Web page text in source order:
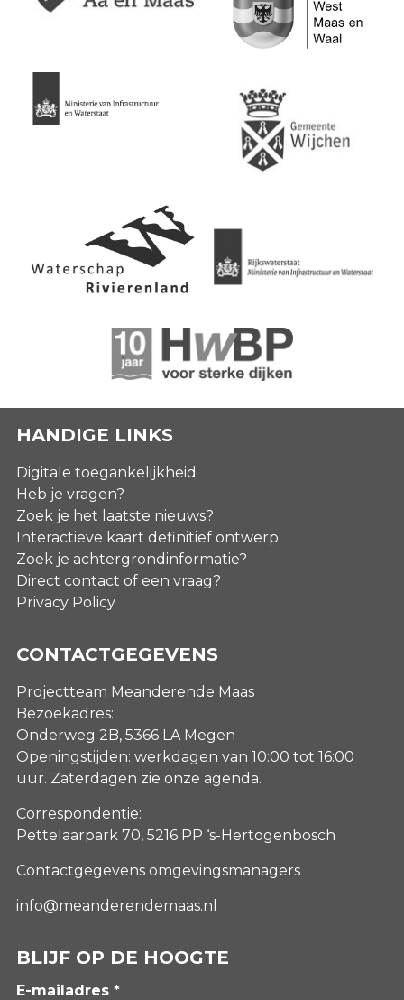
HANDIGE LINKS
Digitale toegankelijkheid
Heb je vragen?
Zoek je het laatste nieuws?
Interactieve kaart definitief ontwerp
Zoek je achtergrondinformatie?
Direct contact of een vraag?
Privacy Policy
CONTACTGEGEVENS
Projectteam Meanderende Maas
Bezoekadres:
Onderweg 2B, 5366 LA Megen
Openingstijden: werkdagen van 10:00 tot 16:00
uur. Zaterdagen zie onze agenda.
Correspondentie:
Pettelaarpark 70, 5216 PP ‘s-Hertogenbosch
Contactgegevens omgevingsmanagers
info@meanderendemaas.nl
BLIJF OP DE HOOGTE
E-mailadres *